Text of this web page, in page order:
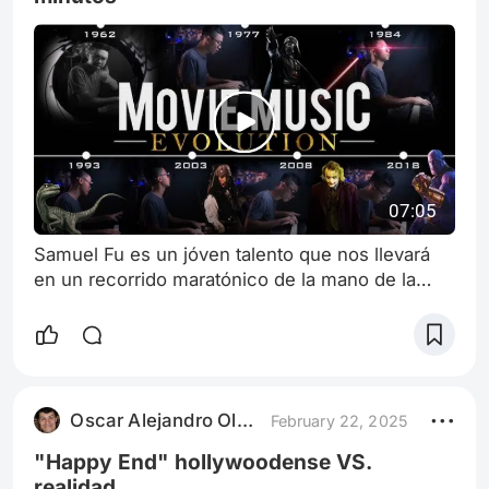
07:05
Samuel Fu es un jóven talento que nos llevará
en un recorrido maratónico de la mano de la
icónicas(pochocleras y no tanto) de los últinos
los créditos a él y su cta en YouTube.
Oscar Alejandro Olmedo February 22, 2025
"Happy End" hollywoodense VS.